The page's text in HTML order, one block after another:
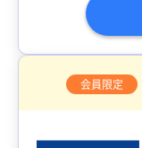
会員限定